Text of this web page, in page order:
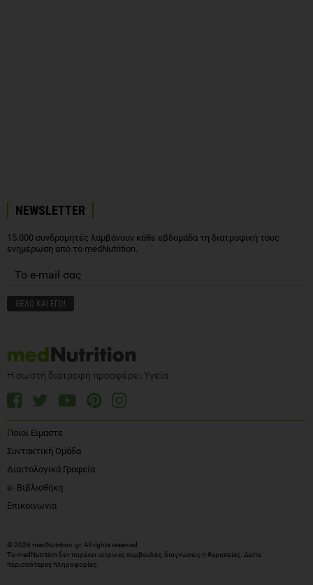
NEWSLETTER
15.000 συνδρομητές λαμβάνουν κάθε εβδομάδα τη διατροφική τους
ενημέρωση από το medNutrition.
Η σωστή διατροφή προσφέρει Υγεία
Ποιοι Είμαστε
Συντακτική Ομάδα
Διαιτολογικά Γραφεία
e- Βιβλιοθήκη
Επικοινωνία
© 2026 medNutrition.gr. All rights reserved.
Το medNutrition δεν παρέχει ιατρικές συμβουλές, διαγνώσεις ή θεραπείες. Δείτε
περισσότερες πληροφορίες